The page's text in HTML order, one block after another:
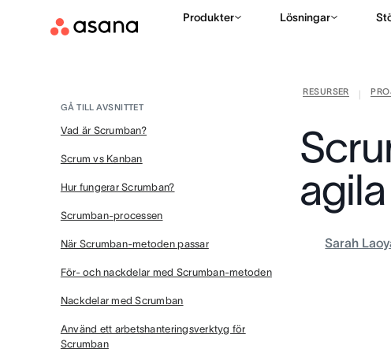
Produkter Lösningar
RESURSER
Sarah
GÅ TILL AVSNITTET
Vad är Scrumban?
Scrum vs Kanban
Hur fungerar Scrumban?
Scrumban-processen
När Scrumban-metoden passar
För- och nackdelar med Scrumban-metoden
Nackdelar med Scrumban
Använd ett arbetshanteringsverktyg för
Scrumban